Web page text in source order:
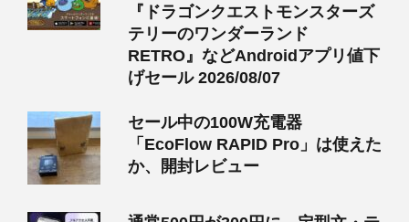
『ドラゴンクエストモンスターズ
テリーのワンダーランド
RETRO』などAndroidアプリ値下
げセール 2026/08/07
セール中の100W充電器
「EcoFlow RAPID Pro」は使えた
か、開封レビュー